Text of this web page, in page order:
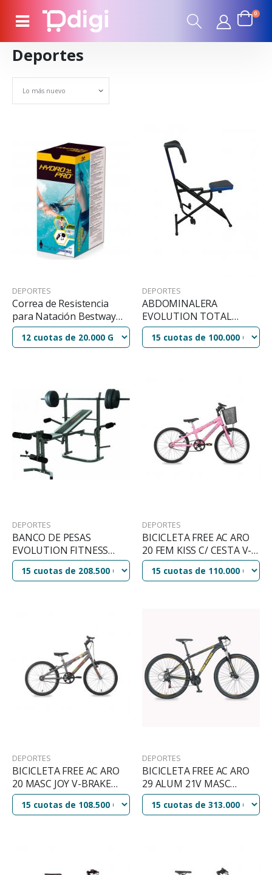
0
Deportes
DEPORTES
Correa de Resistencia
para Natación Bestway
Swimulator Hydro-Pro
DEPORTES
ABDOMINALERA
EVOLUTION TOTAL
CRUNCH AB50
DEPORTES
BANCO DE PESAS
EVOLUTION FITNESS
MOD FT8500
DEPORTES
BICICLETA FREE AC ARO
20 FEM KISS C/ CESTA V-
BRAKE ROSA
DEPORTES
BICICLETA FREE AC ARO
20 MASC JOY V-BRAKE
GRAFITE
DEPORTES
BICICLETA FREE AC ARO
29 ALUM 21V MASC
FLEXUS 3.0 DISK BRAKE
GRAFITO/NARANJA